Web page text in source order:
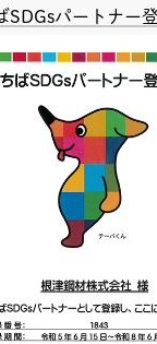
SDGsパートナー